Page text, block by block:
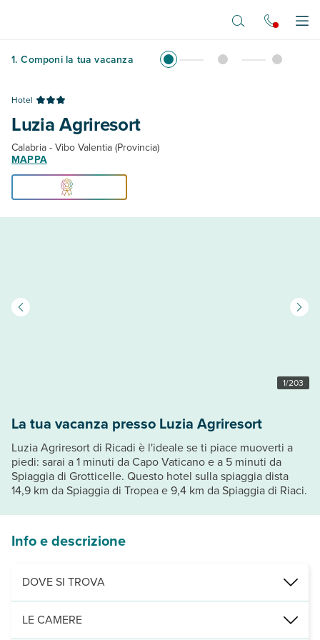
1. Componi la tua vacanza
Hotel
Luzia Agriresort
Calabria - Vibo Valentia (Provincia)
MAPPA
1/203
La tua vacanza presso Luzia Agriresort
Luzia Agriresort di Ricadi è l'ideale se ti piace muoverti a
piedi: sarai a 1 minuti da Capo Vaticano e a 5 minuti da
Spiaggia di Grotticelle. Questo hotel sulla spiaggia dista
14,9 km da Spiaggia di Tropea e 9,4 km da Spiaggia di Riaci.
Info e descrizione
DOVE SI TROVA
Nelle vicinanze di: Spiaggia di Grotticelle
LE CAMERE